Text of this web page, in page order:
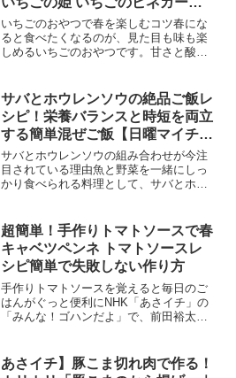
リンクを家で手作りする方法
いちごのおやつで春を楽しむコツ春にな
ると食べたくなるのが、見た目も味も楽
しめるいちごのおやつです。甘さと酸味
理「おやつのじかん」いちごのおやつ
（2026年4月14日）』...
サバとホウレンソウの絶品ご飯レ
シピ！栄養バランスと時短を両立
する簡単混ぜご飯【日曜マイチョ
イスで紹介】
サバとホウレンソウの組み合わせが今注
目されている理由魚と野菜を一緒にしっ
かり食べられる料理として、サバとホウ
が合わさることで、ご飯が進みやすく、
手軽なのに満足感がある組み...
超簡単！手作りトマトソースで春
キャベツペンネ トマトソースレ
シピ簡単で失敗しない作り方
手作りトマトソースを覚えると毎日のご
はんがぐっと便利にNHK「あさイチ」の
「みんな！ゴハンだよ」で、前田裕太さ
家ごはんをおいしくしてくれるうれしい
レシピでした。水煮トマ...
あさイチ】豚こま切れ肉で作る！